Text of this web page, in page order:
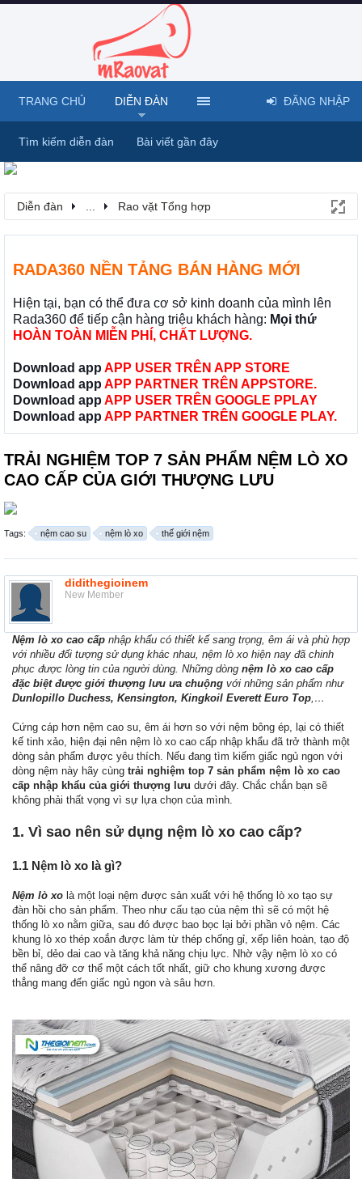
Diễn đàn Rao vặt Tổng hợp
RADA360 NỀN TẢNG BÁN HÀNG MỚI
Hiện tại, bạn có thể đưa cơ sở kinh doanh của mình lên
Rada360 để tiếp cận hàng triệu khách hàng: Mọi thứ
HOÀN TOÀN MIỄN PHÍ, CHẤT LƯỢNG.
Download app APP USER TRÊN APP STORE
Download app APP PARTNER TRÊN APPSTORE.
Download app APP USER TRÊN GOOGLE PPLAY
Download app APP PARTNER TRÊN GOOGLE PLAY.
TRẢI NGHIỆM TOP 7 SẢN PHẨM NỆM LÒ XO
CAO CẤP CỦA GIỚI THƯỢNG LƯU
Tags: nệm cao su nệm lò xo thế giới nệm
didithegioinem
New Member
Nệm lò xo cao cấp nhập khẩu có thiết kế sang trọng, êm ái và phù hợp
với nhiều đối tượng sử dụng khác nhau, nệm lò xo hiện nay đã chinh
phục được lòng tin của người dùng. Những dòng nệm lò xo cao cấp
đặc biệt được giới thượng lưu ưa chuộng với những sản phẩm như
Dunlopillo Duchess, Kensington, Kingkoil Everett Euro Top,…
Cứng cáp hơn nệm cao su, êm ái hơn so với nệm bông ép, lại có thiết
kế tinh xảo, hiện đại nên nệm lò xo cao cấp nhập khẩu đã trở thành một
dòng sản phẩm được yêu thích. Nếu đang tìm kiếm giấc ngủ ngon với
dòng nệm này hãy cùng trải nghiệm top 7 sản phẩm nệm lò xo cao
cấp nhập khẩu của giới thượng lưu dưới đây. Chắc chắn bạn sẽ
không phải thất vọng vì sự lựa chọn của mình.
1. Vì sao nên sử dụng nệm lò xo cao cấp?
1.1 Nệm lò xo là gì?
Nệm lò xo là một loại nệm được sản xuất với hệ thống lò xo tạo sự
đàn hồi cho sản phẩm. Theo như cấu tạo của nệm thì sẽ có một hệ
thống lò xo nằm giữa, sau đó được bao bọc lại bởi phần vỏ nệm. Các
khung lò xo thép xoắn được làm từ thép chống gỉ, xếp liên hoàn, tạo độ
bền bỉ, dẻo dai cao và tăng khả năng chịu lực. Nhờ vậy nệm lò xo có
thể nâng đỡ cơ thể một cách tốt nhất, giữ cho khung xương được
thẳng mang đến giấc ngủ ngon và sâu hơn.
TRANG CHỦ DIỄN ĐÀN
Tìm kiếm diễn đàn Bài viết gần đây
ĐĂNG NHẬP